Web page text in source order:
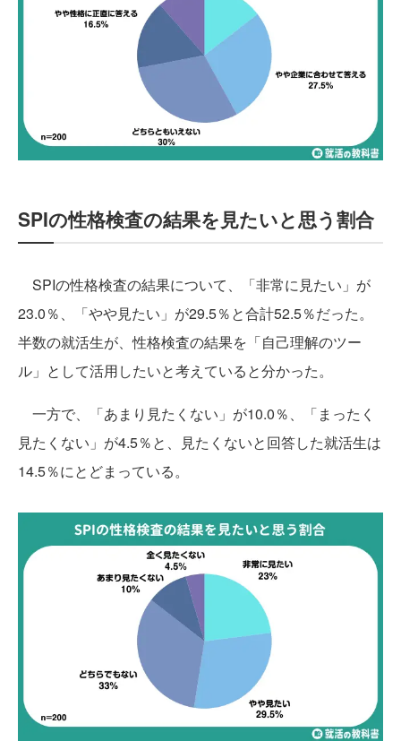
SPIの性格検査の結果を見たいと思う割合
SPIの性格検査の結果について、「非常に見たい」が
23.0％、「やや見たい」が29.5％と合計52.5％だった。
半数の就活生が、性格検査の結果を「自己理解のツー
ル」として活用したいと考えていると分かった。
一方で、「あまり見たくない」が10.0％、「まったく
見たくない」が4.5％と、見たくないと回答した就活生は
14.5％にとどまっている。